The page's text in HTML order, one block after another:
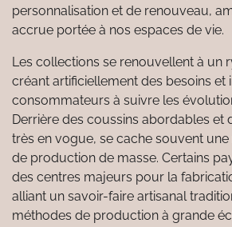
personnalisation et de renouveau,
accrue portée à nos espaces de vie.
Les collections se renouvellent à un
créant artificiellement des besoins et
consommateurs à suivre les
Derrière des coussins abordables et
très en vogue, se cache souvent
de production de masse. Certains
des centres majeurs pour la
alliant un savoir-faire artisanal
méthodes de production à grande